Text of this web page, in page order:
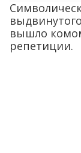
вышло
репетиции.